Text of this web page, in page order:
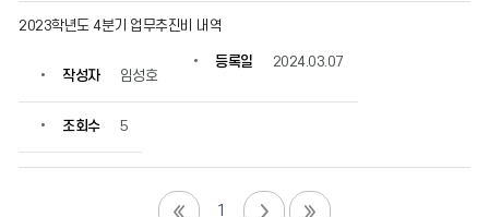
2023학년도 4분기 업무추진비 내역
작성자 임성호
등록일 2024.03.07
조회수 5
1